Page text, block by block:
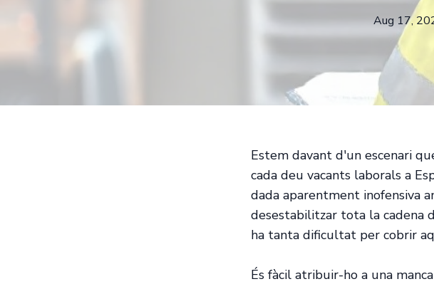
Aug 17,
Estem davant d'un escenari
cada deu vacants laborals a
dada aparentment inofensiva
desestabilitzar tota la cadena
ha tanta dificultat per cobrir
És fàcil atribuir-ho a una